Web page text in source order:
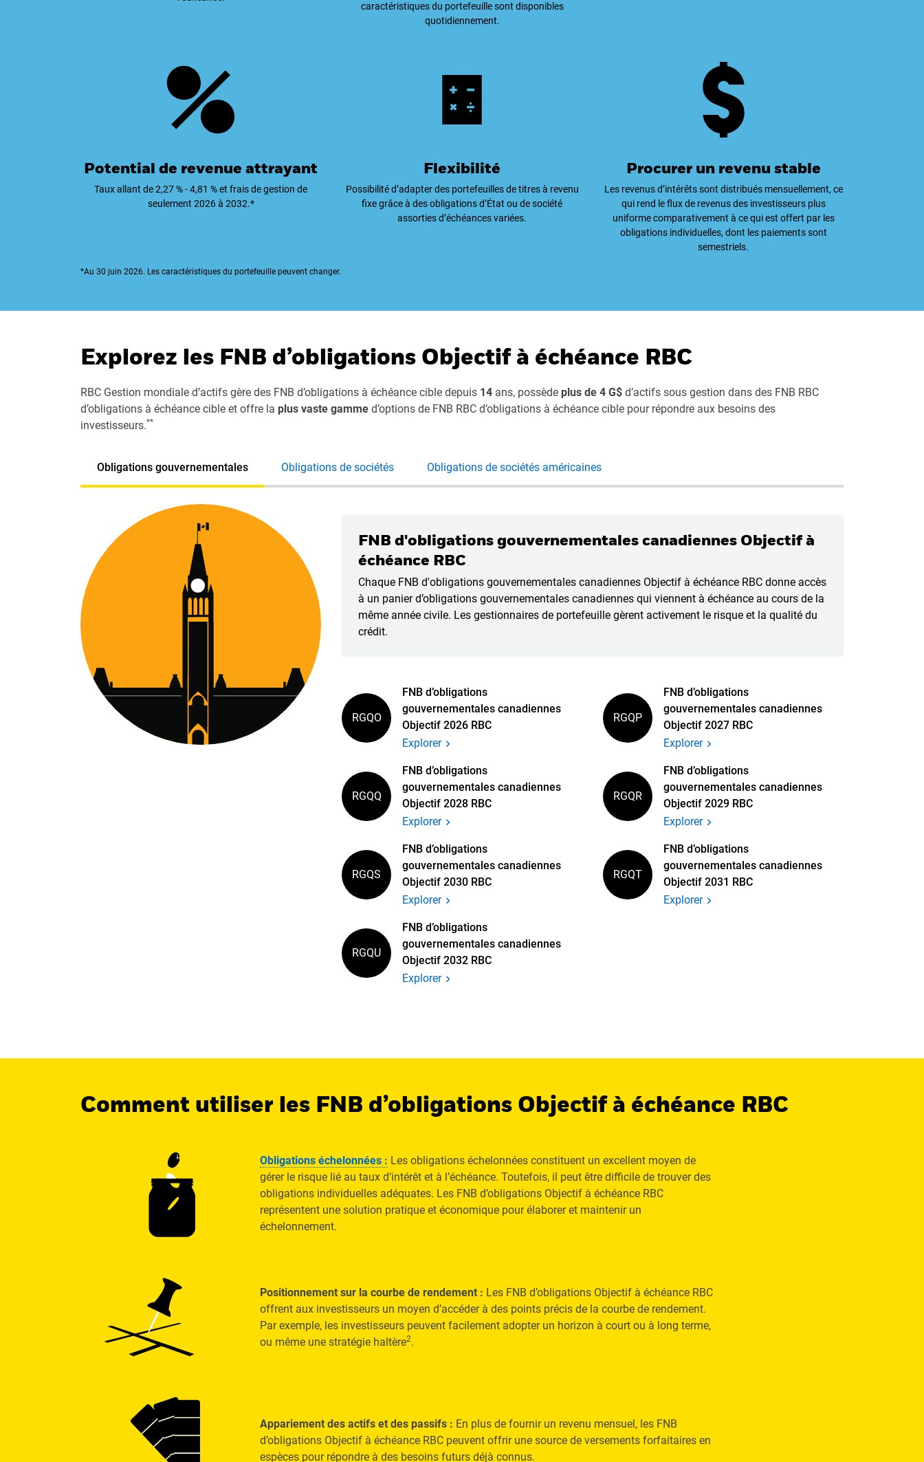
caractéristiques du portefeuille sont disponibles
quotidiennement.
Potential de revenue attrayant
Taux allant de 2,27 % - 4,81 % et frais de gestion de
seulement 2026 à 2032.*
Flexibilité
Possibilité d’adapter des portefeuilles de titres à revenu
fixe grâce à des obligations d’État ou de société
assorties d’échéances variées.
Procurer un revenu stable
Les revenus d’intérêts sont distribués mensuellement, ce
qui rend le flux de revenus des investisseurs plus
uniforme comparativement à ce qui est offert par les
obligations individuelles, dont les paiements sont
semestriels.
*Au 30 juin 2026. Les caractéristiques du portefeuille peuvent changer.
Explorez les FNB d’obligations Objectif à échéance RBC
RBC Gestion mondiale d’actifs gère des FNB d’obligations à échéance cible depuis 14 ans, possède plus de 4 G$ d’actifs sous gestion dans des FNB RBC
d’obligations à échéance cible et offre la plus vaste gamme d’options de FNB RBC d’obligations à échéance cible pour répondre aux besoins des
investisseurs.**
Obligations gouvernementales Obligations de sociétés Obligations de sociétés américaines
FNB d'obligations gouvernementales canadiennes Objectif à
échéance RBC
Chaque FNB d'obligations gouvernementales canadiennes Objectif à échéance RBC donne accès
à un panier d’obligations gouvernementales canadiennes qui viennent à échéance au cours de la
même année civile. Les gestionnaires de portefeuille gèrent activement le risque et la qualité du
crédit.
RGQO
FNB d’obligations
gouvernementales canadiennes
Objectif 2026 RBC
Explorer
RGQP
FNB d’obligations
gouvernementales canadiennes
Objectif 2027 RBC
Explorer
RGQQ
FNB d’obligations
gouvernementales canadiennes
Objectif 2028 RBC
Explorer
RGQR
FNB d’obligations
gouvernementales canadiennes
Objectif 2029 RBC
Explorer
RGQS
FNB d’obligations
gouvernementales canadiennes
Objectif 2030 RBC
Explorer
RGQT
FNB d’obligations
gouvernementales canadiennes
Objectif 2031 RBC
Explorer
RGQU
FNB d’obligations
gouvernementales canadiennes
Objectif 2032 RBC
Explorer
Comment utiliser les FNB d’obligations Objectif à échéance RBC
Obligations échelonnées : Les obligations échelonnées constituent un excellent moyen de
gérer le risque lié au taux d’intérêt et à l’échéance. Toutefois, il peut être difficile de trouver des
obligations individuelles adéquates. Les FNB d’obligations Objectif à échéance RBC
représentent une solution pratique et économique pour élaborer et maintenir un
échelonnement.
Positionnement sur la courbe de rendement : Les FNB d’obligations Objectif à échéance RBC
offrent aux investisseurs un moyen d’accéder à des points précis de la courbe de rendement.
Par exemple, les investisseurs peuvent facilement adopter un horizon à court ou à long terme,
ou même une stratégie haltère2.
Appariement des actifs et des passifs : En plus de fournir un revenu mensuel, les FNB
d’obligations Objectif à échéance RBC peuvent offrir une source de versements forfaitaires en
espèces pour répondre à des besoins futurs déjà connus.